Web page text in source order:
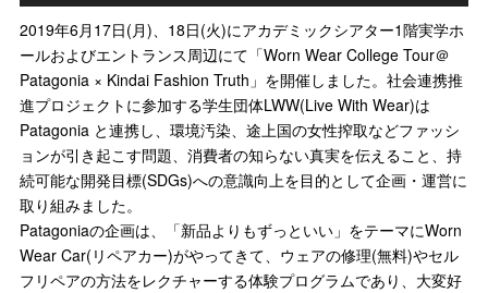
2019年6月17日(月)、18日(火)にアカデミックシアター1階実学ホ
ールおよびエントランス周辺にて「Worn Wear College Tour＠
Patagonia × Kindai Fashion Truth」を開催しました。社会連携推
進プロジェクトに参加する学生団体LWW(Live With Wear)は
Patagonia と連携し、環境汚染、途上国の女性搾取などファッシ
ョンが引き起こす問題、消費者の知らない真実を伝えること、持
続可能な開発目標(SDGs)への意識向上を目的として企画・運営に
取り組みました。
Patagoniaの企画は、「新品よりもずっといい」をテーマにWorn
Wear Car(リペアカー)がやってきて、ウェアの修理(無料)やセル
フリペアの方法をレクチャーする体験プログラムであり、大変好